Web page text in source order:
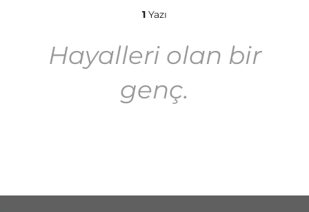
1 Yazı
Hayalleri olan bir
genç.